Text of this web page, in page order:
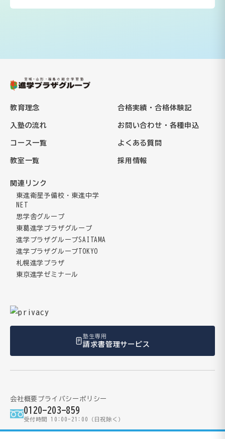
教育理念
入塾の流れ
コース一覧
教室一覧
合格実績・合格体験記
お問い合わせ・各種申込
よくある質問
採用情報
関連リンク
東進衛星予備校・東進中学
NET
思学舎グループ
東葛進学プラザグループ
進学プラザグループSAITAMA
進学プラザグループTOKYO
札幌進学プラザ
東京進学ゼミナール
塾生専用
請求書管理サービス
会社概要プライバシーポリシー
0120-203-859
受付時間 10:00-21:00（日祝除く）